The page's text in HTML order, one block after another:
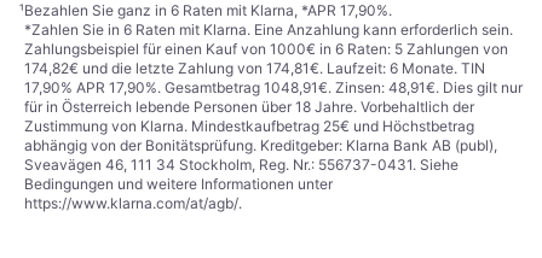
¹Bezahlen Sie ganz in 6 Raten mit Klarna, *APR 17,90%.
*Zahlen Sie in 6 Raten mit Klarna. Eine Anzahlung kann erforderlich sein.
Zahlungsbeispiel für einen Kauf von 1000€ in 6 Raten: 5 Zahlungen von
174,82€ und die letzte Zahlung von 174,81€. Laufzeit: 6 Monate. TIN
17,90% APR 17,90%. Gesamtbetrag 1048,91€. Zinsen: 48,91€. Dies gilt nur
für in Österreich lebende Personen über 18 Jahre. Vorbehaltlich der
Zustimmung von Klarna. Mindestkaufbetrag 25€ und Höchstbetrag
abhängig von der Bonitätsprüfung. Kreditgeber: Klarna Bank AB (publ),
Sveavägen 46, 111 34 Stockholm, Reg. Nr.: 556737-0431. Siehe
Bedingungen und weitere Informationen unter
https://www.klarna.com/at/agb/.